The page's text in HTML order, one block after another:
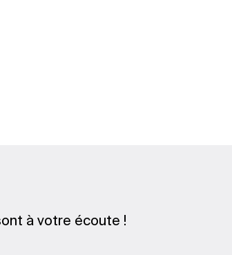
à votre écoute !